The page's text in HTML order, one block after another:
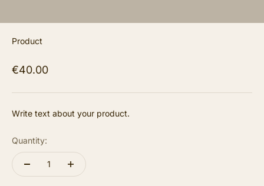
Product
€40.00
Write text about your product.
Quantity: